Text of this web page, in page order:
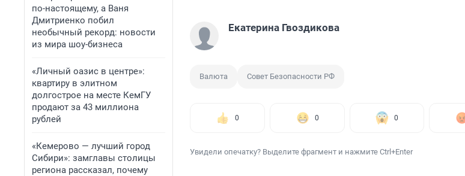
по-настоящему, а Ваня
Дмитриенко побил
необычный рекорд: новости
из мира шоу-бизнеса
«Личный оазис в центре»:
квартиру в элитном
долгострое на месте КемГУ
продают за 43 миллиона
рублей
«Кемерово — лучший город
Сибири»: замглавы столицы
региона рассказал, почему
Екатерина Гвоздикова
Валюта Совет Безопасности РФ
0 0 0
Увидели опечатку? Выделите фрагмент и нажмите Ctrl+Enter